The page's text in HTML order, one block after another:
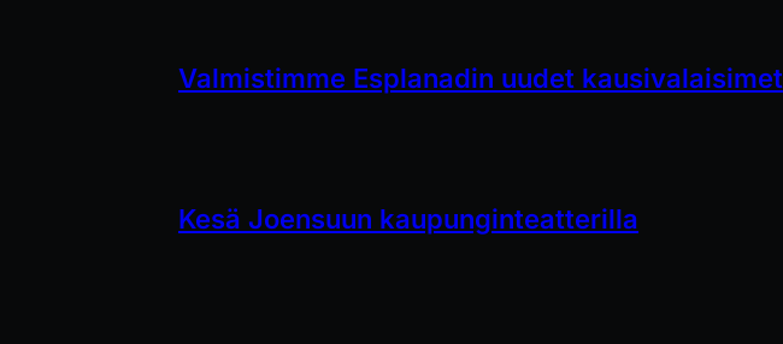
Valmistimme Esplanadin uudet kausivalaisimet
Kesä Joensuun kaupunginteatterilla